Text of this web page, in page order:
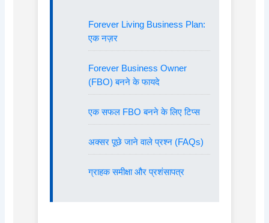
Forever Living Business Plan:
एक नज़र
Forever Business Owner
(FBO) बनने के फायदे
एक सफल FBO बनने के लिए टिप्स
अक्सर पूछे जाने वाले प्रश्न (FAQs)
ग्राहक समीक्षा और प्रशंसापत्र